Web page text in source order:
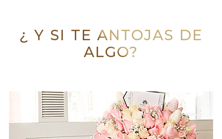
¿ Y SI TE ANTOJAS DE
ALGO?